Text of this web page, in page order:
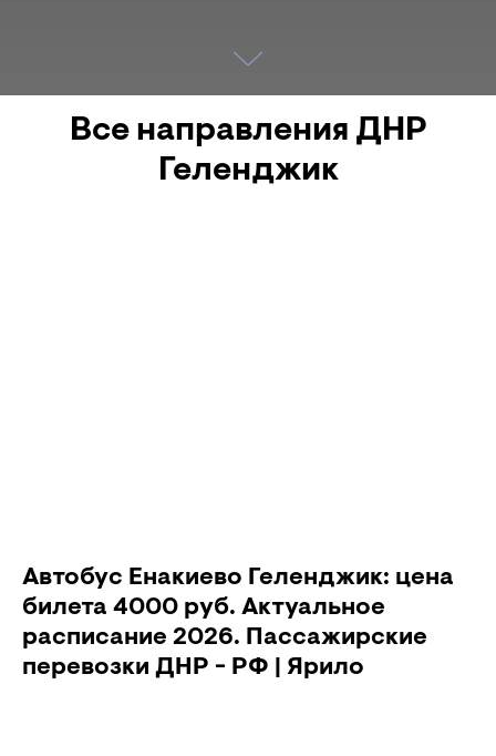
Все направления ДНР
Геленджик
Автобус Енакиево Геленджик: цена
билета 4000 руб. Актуальное
расписание 2026. Пассажирские
перевозки ДНР - РФ | Ярило